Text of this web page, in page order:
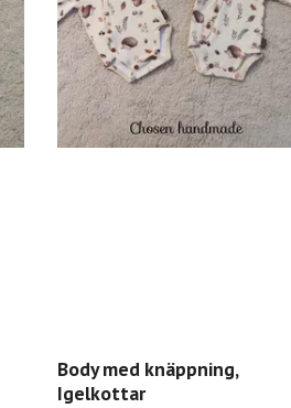
Body med knäppning,
Igelkottar